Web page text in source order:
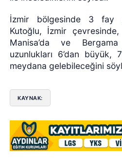
İzmir bölgesinde 3 fay
Kutoğlu, İzmir çevresinde,
Manisa’da ve
uzunlukları 6’dan büyük,
meydana gelebileceğini
KAYNAK: